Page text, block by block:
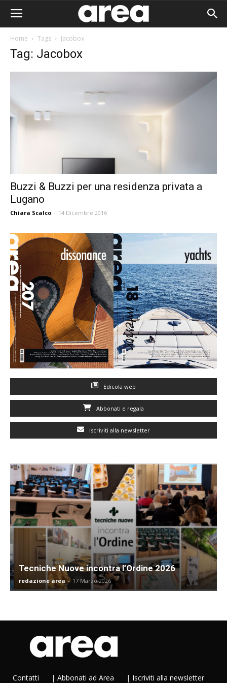
Home Tags Jacobox
Tag: Jacobox
Buzzi & Buzzi per una residenza privata a
Lugano
Chiara Scalco - 14 Dicembre 2016
Edicola web
Abbonati e regala
Iscriviti alla newsletter
Tecniche Nuove incontra l’Ordine 2026
redazione area - 17 Marzo 2026
Contatti | Abbonati ad Area | Iscriviti alla newsletter